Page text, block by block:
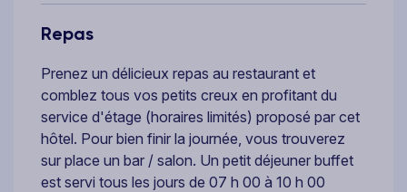
Repas
Prenez un délicieux repas au restaurant et
comblez tous vos petits creux en profitant du
service d'étage (horaires limités) proposé par cet
hôtel. Pour bien finir la journée, vous trouverez
sur place un bar / salon. Un petit déjeuner buffet
est servi tous les jours de 07 h 00 à 10 h 00